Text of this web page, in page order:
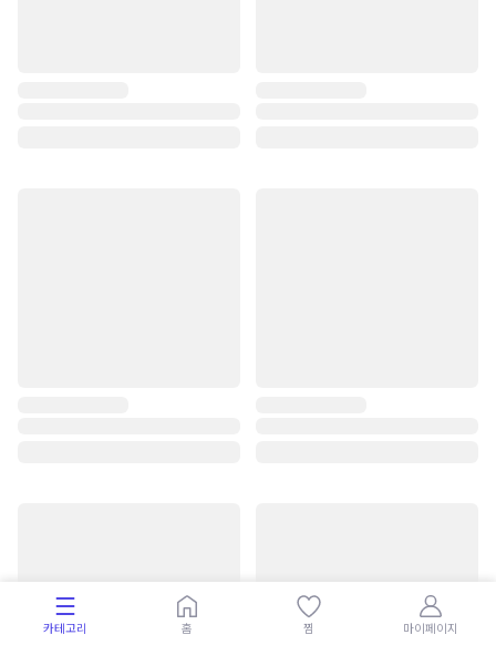
카테고리 홈 찜 마이페이지